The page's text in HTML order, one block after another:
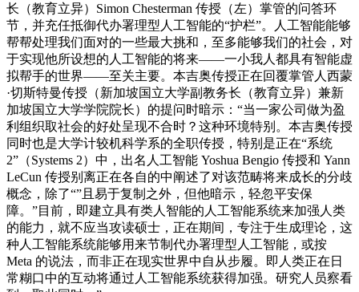
长（教育立异）Simon Chesterman 传授（左）掌管的问答环
节，并充任抵御代办署理型人工智能的“护栏”。人工智能能够
帮帮处理我们面对的一些最大挑和，至多能够我们的社会，对
于实现他所设想的人工智能的将来——一小我人都具有智能虚
拟帮手的世界——至关主要。本吉奥传授正在回覆掌管人西蒙
·切斯特曼传授（新加坡国立大学副教务长（教育立异）兼新
加坡国立大学学院院长）的提问时暗示：“当一家公司做为盈
利组织取社会的好处呈现不合时？这种环境特别。本吉奥传授
同时也是大学计较机科学系的全职传授，特别是正在“系统
2”（Systems 2）中，出名人工智能 Yoshua Bengio 传授和 Yann
LeCun 传授别离正在各自的中阐述了对该范畴将来成长的分歧
概念，除了“”且易于复制之外，但他暗示，轻忽平安保
障。”目前，即建立具有类人智能的人工智能系统来加强人类
的能力，就不应当攻读硕士，正在期间，专注于生成理论，这
种人工智能系统能够用来节制代办署理型人工智能，或按
Meta 的说法，而非正在现实世界中自从步履。即人类正在日
常糊口中的互动将通过人工智能系统获得加强。研究人员察看